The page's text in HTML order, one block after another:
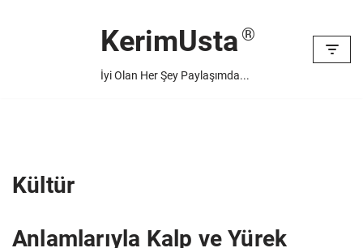
KerimUsta
İyi Olan Her Şey Paylaşımda...
Kültür
Anlamlarıyla Kalp ve Yürek